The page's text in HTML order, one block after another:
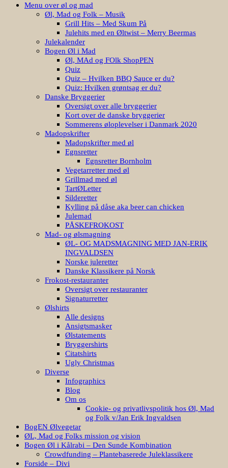
Menu over øl og mad
Øl, Mad og Folk – Musik
Grill Hits – Med Skum På
Julehits med en Øltwist – Merry Beermas
Julekalender
Bogen Øl i Mad
Øl, MAd og FOlk ShopPEN
Quiz
Quiz – Hvilken BBQ Sauce er du?
Quiz: Hvilken grøntsag er du?
Danske Bryggerier
Oversigt over alle bryggerier
Kort over de danske bryggerier
Sommerens øloplevelser i Danmark 2020
Madopskrifter
Madopskrifter med øl
Egnsretter
Egnsretter Bornholm
Vegetarretter med øl
Grillmad med øl
TartØLetter
Silderetter
Kylling på dåse aka beer can chicken
Julemad
PÅSKEFROKOST
Mad- og ølsmagning
ØL- OG MADSMAGNING MED JAN-ERIK
INGVALDSEN
Norske juleretter
Danske Klassikere på Norsk
Frokost-restauranter
Oversigt over restauranter
Signaturretter
Ølshirts
Alle designs
Ansigtsmasker
Ølstatements
Bryggershirts
Citatshirts
Ugly Christmas
Diverse
Infographics
Blog
Om os
Cookie- og privatlivspolitik hos Øl, Mad
og Folk v/Jan Erik Ingvaldsen
BogEN Ølvegetar
ØL, Mad og Folks mission og vision
Bogen Øl i Kålrabi – Den Sunde Kombination
Crowdfunding – Plantebaserede Juleklassikere
Forside – Divi